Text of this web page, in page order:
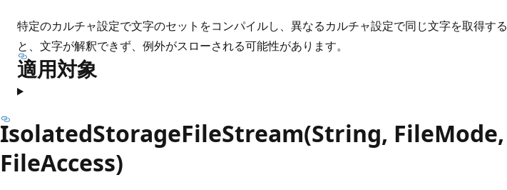
特定のカルチャ設定で文字のセットをコンパイルし、異なるカルチャ設定で同じ文字を取得する
と、文字が解釈できず、例外がスローされる可能性があります。
適用対象
IsolatedStorageFileStream(String, FileMode,
FileAccess)